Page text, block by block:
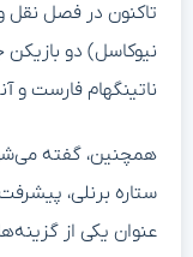
تاکنون در فصل نقل و
نیوکاسل) دو بازیکن
ناتینگهام فارست و
همچنین، گفته
ستاره برنلی،
عنوان یکی از